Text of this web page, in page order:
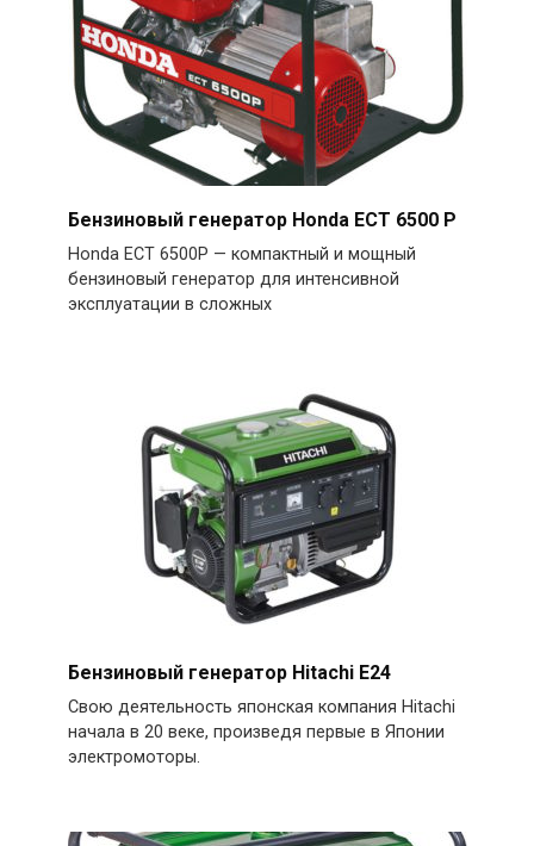
Бензиновый генератор Honda ECT 6500 P
Honda ECT 6500P — компактный и мощный
бензиновый генератор для интенсивной
эксплуатации в сложных
Бензиновый генератор Hitachi E24
Свою деятельность японская компания Hitachi
начала в 20 веке, произведя первые в Японии
электромоторы.